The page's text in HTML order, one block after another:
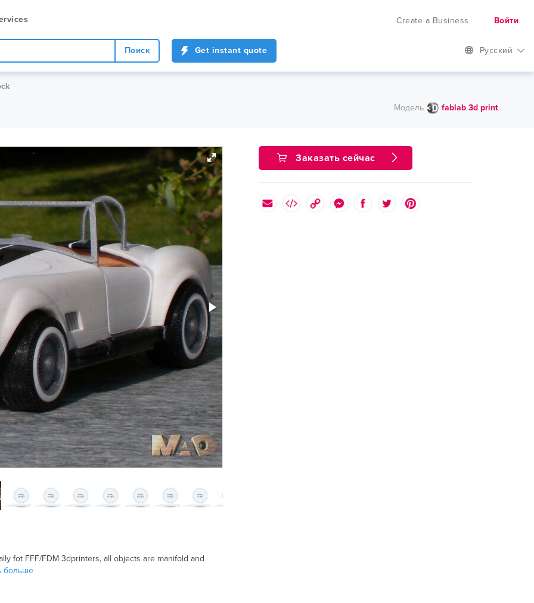
Create a Business Войти
Поиск Get instant quote Русский
Модель fablab 3d print
Заказать сейчас
fot FFF/FDM 3dprinters, all objects are manifold and
больше